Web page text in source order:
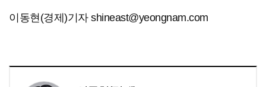
이동현(경제)기자 shineast@yeongnam.com